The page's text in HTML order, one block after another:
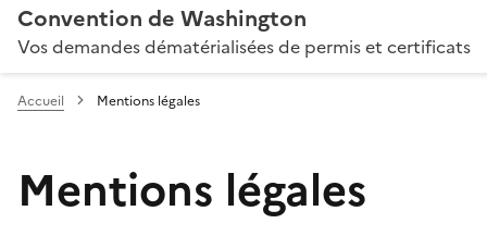
Convention de Washington
Vos demandes dématérialisées de permis et certificats
Accueil Mentions légales
Mentions légales